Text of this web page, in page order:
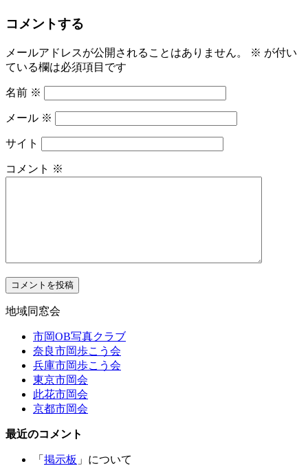
コメントする
メールアドレスが公開されることはありません。 ※ が付い
ている欄は必須項目です
名前 ※
メール ※
サイト
コメント ※
地域同窓会
市岡OB写真クラブ
奈良市岡歩こう会
兵庫市岡歩こう会
東京市岡会
此花市岡会
京都市岡会
最近のコメント
「 掲示板 」について